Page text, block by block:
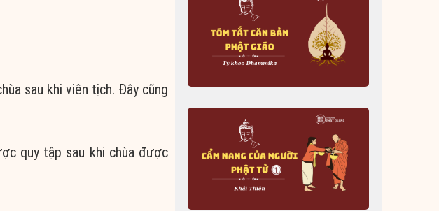
sau khi viên tịch. Đây cũng
quy tập sau khi chùa được